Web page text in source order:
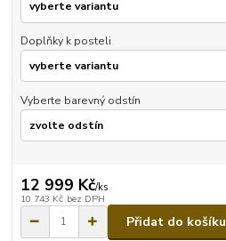
Doplňky k posteli
Vyberte barevný odstín
12 999 Kč/ks
10 743 Kč bez DPH
Přidat do košíku